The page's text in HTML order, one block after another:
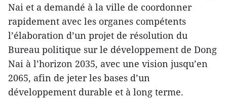
Nai et a demandé à la ville de coordonner
rapidement avec les organes compétents
l’élaboration d’un projet de résolution du
Bureau politique sur le développement de Dong
Nai à l’horizon 2035, avec une vision jusqu’en
2065, afin de jeter les bases d’un
développement durable et à long terme.